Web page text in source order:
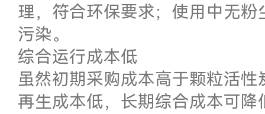
理，符合环保要求；使用中无
污染。
综合运行成本低
虽然初期采购成本高于颗粒活
再生成本低，长期综合成本可